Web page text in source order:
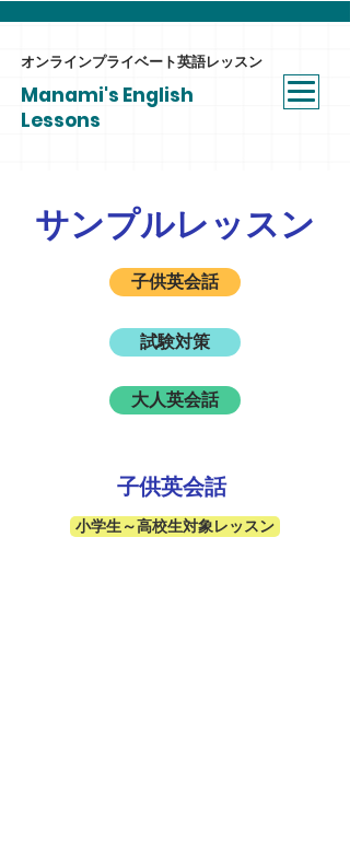
オンラインプライベート​英語レッスン
Manami's English
Lessons
サンプルレッスン
子供英会話
試験対策
大人英会話
子供英会話
小学生～高校生対象レッスン